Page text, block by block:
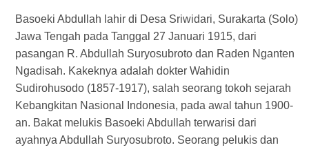
Basoeki Abdullah lahir di Desa Sriwidari, Surakarta (Solo)
Jawa Tengah pada Tanggal 27 Januari 1915, dari
pasangan R. Abdullah Suryosubroto dan Raden Nganten
Ngadisah. Kakeknya adalah dokter Wahidin
Sudirohusodo (1857-1917), salah seorang tokoh sejarah
Kebangkitan Nasional Indonesia, pada awal tahun 1900-
an. Bakat melukis Basoeki Abdullah terwarisi dari
ayahnya Abdullah Suryosubroto. Seorang pelukis dan